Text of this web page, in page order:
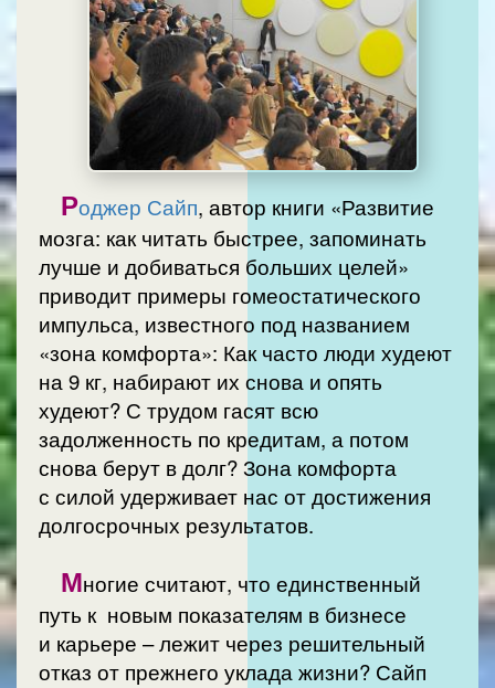
Роджер Сайп, автор книги «Развитие
мозга: как читать быстрее, запоминать
лучше и добиваться больших целей»
приводит примеры гомеостатического
импульса, известного под названием
«зона комфорта»: Как часто люди худеют
на 9 кг, набирают их снова и опять
худеют? С трудом гасят всю
задолженность по кредитам, а потом
снова берут в долг? Зона комфорта
с силой удерживает нас от достижения
долгосрочных результатов.
Многие считают, что единственный
путь к новым показателям в бизнесе
и карьере – лежит через решительный
отказ от прежнего уклада жизни? Сайп